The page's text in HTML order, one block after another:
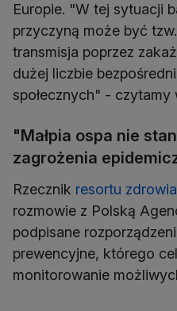
Europie. "W tej sytuacji
przyczyną może być
transmisja poprzez
dużej liczbie
społecznych" - czytamy
"Małpia ospa nie
zagrożenia
Rzecznik resortu zdrowia
rozmowie z Polską
podpisane
prewencyjne, którego
monitorowanie